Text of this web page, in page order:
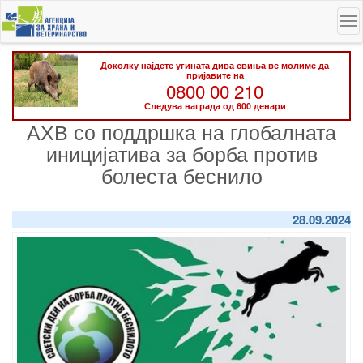
Skip
to
main
content
Доколку најдете угината дива свиња ве молиме да
пријавите на
0800 00 210
Следува награда од 600 денари
АХВ со поддршка на глобалната
иницијатива за борба против
болеста беснило
28.09.2024